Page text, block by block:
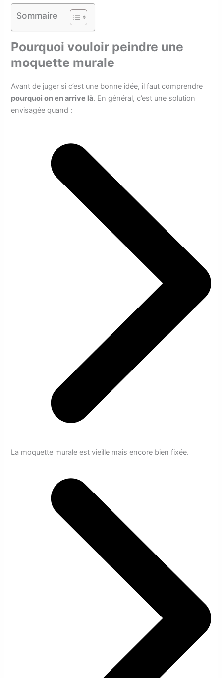
Sommaire
Pourquoi vouloir peindre une
moquette murale
Avant de juger si c’est une bonne idée, il faut comprendre
pourquoi on en arrive là. En général, c’est une solution
envisagée quand :
La moquette murale est vieille mais encore bien fixée.